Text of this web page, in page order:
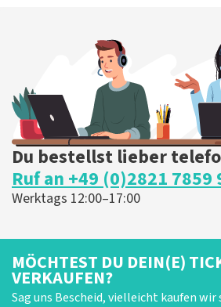
Du bestellst lieber
Ruf an +49 (0)2821 7859
Werktags 12:00–17:00
MÖCHTEST DU DEIN(E)
VERKAUFEN?
Sag uns Bescheid, vielleicht kaufen wir